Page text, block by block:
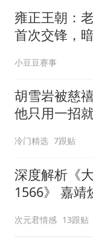
雍正王朝：
首次交锋，
小豆豆赛事
胡雪岩被慈
他只用一招
冷门精选 7跟贴
深度解析《
1566》 嘉靖
次元君情感 13跟贴